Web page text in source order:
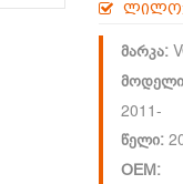
ლილო:
მარკა:
2011-
წელი:
OEM: